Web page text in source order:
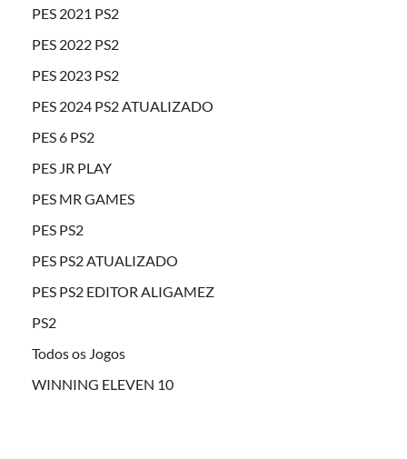
PES 2021 PS2
PES 2022 PS2
PES 2023 PS2
PES 2024 PS2 ATUALIZADO
PES 6 PS2
PES JR PLAY
PES MR GAMES
PES PS2
PES PS2 ATUALIZADO
PES PS2 EDITOR ALIGAMEZ
PS2
Todos os Jogos
WINNING ELEVEN 10